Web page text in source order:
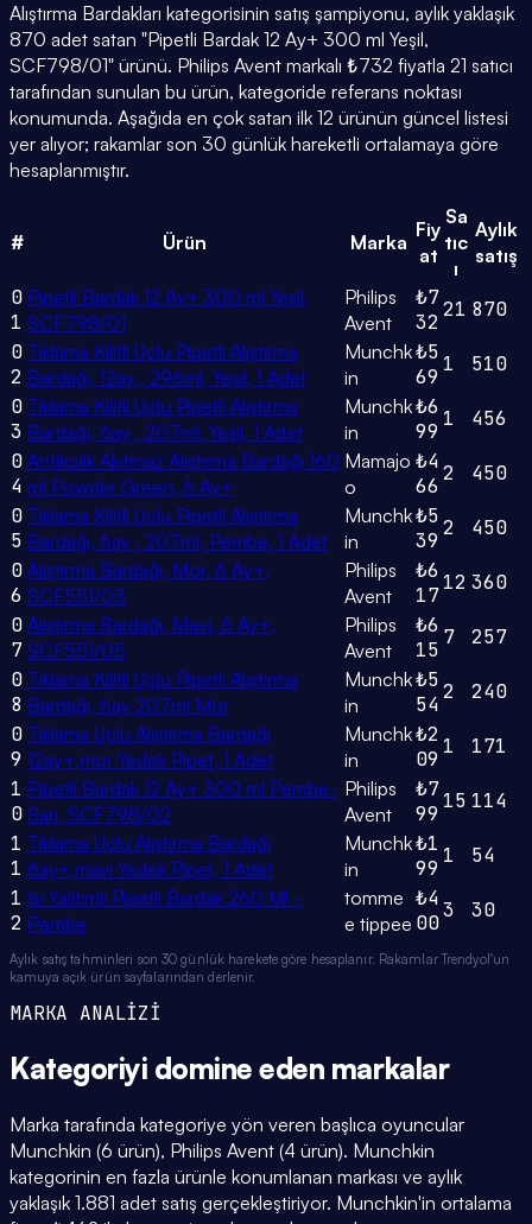
Alıştırma Bardakları kategorisinin satış şampiyonu, aylık yaklaşık
870 adet satan "Pipetli Bardak 12 Ay+ 300 ml Yeşil,
SCF798/01" ürünü. Philips Avent markalı ₺732 fiyatla 21 satıcı
tarafından sunulan bu ürün, kategoride referans noktası
konumunda. Aşağıda en çok satan ilk 12 ürünün güncel listesi
yer alıyor; rakamlar son 30 günlük hareketli ortalamaya göre
hesaplanmıştır.
# Ürün Marka
Fiy
at
Sa
tıc
ı
Aylık
satış
0
1
Pipetli Bardak 12 Ay+ 300 ml Yeşil,
SCF798/01
Philips
Avent
₺7
32
21 870
0
2
Tıklama Kilitli Uçlu Pipetli Alıştırma
Bardağı, 12ay , 296ml, Yeşil, 1 Adet
Munchk
in
₺5
69
1
510
0
3
Tıklama Kilitli Uçlu Pipetli Alıştırma
Bardağı, 6ay , 207ml, Yeşil, 1 Adet
Munchk
in
₺6
99
1
456
0
4
Antikolik Akıtmaz Alıştırma Bardağı 160
ml Powder Green, 6 Ay+
Mamajo
o
₺4
66
2
450
0
5
Tıklama Kilitli Uçlu Pipetli Alıştırma
Bardağı, 6ay , 207ml, Pembe, 1 Adet
Munchk
in
₺5
39
2
450
0
6
Alıştırma Bardağı, Mor, 6 Ay+,
SCF551/03
Philips
Avent
₺6
17
12 360
0
7
Alıştırma Bardağı, Mavi, 6 Ay+,
SCF551/05
Philips
Avent
₺6
15
7
257
0
8
Tıklama Kilitli Uçlu Pipetli Alıştırma
Bardağı, 6ay 207ml Mor
Munchk
in
₺5
54
2
240
0
9
Tıklama Uçlu Alıştırma Bardağı
12ay+,mor Yedek Pipet, 1 Adet
Munchk
in
₺2
09
1
171
1
0
Pipetli Bardak 12 Ay+ 300 ml Pembe-
Sarı, SCF798/02
Philips
Avent
₺7
99
15 114
1
1
Tıklama Uçlu Alıştırma Bardağı
6ay+,mavi Yedek Pipet, 1 Adet
Munchk
in
₺1
99
1
54
1
2
Isı Yalıtımlı Pipetli Bardak 260 Ml -
Pembe
tomme
e tippee
₺4
00
3 30
Aylık satış tahminleri son 30 günlük harekete göre hesaplanır. Rakamlar Trendyol'un
kamuya açık ürün sayfalarından derlenir.
MARKA ANALİZİ
Kategoriyi domine eden markalar
Marka tarafında kategoriye yön veren başlıca oyuncular
Munchkin (6 ürün), Philips Avent (4 ürün). Munchkin
kategorinin en fazla ürünle konumlanan markası ve aylık
yaklaşık 1.881 adet satış gerçekleştiriyor. Munchkin'in ortalama